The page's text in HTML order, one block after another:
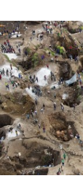
© MONUSCO